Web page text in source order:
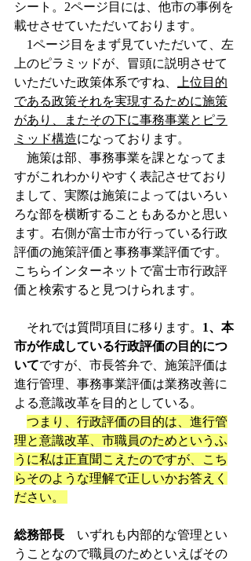
シート。2ページ目には、他市の事例を
載せさせていただいております。
1ページ目をまず見ていただいて、左
上のピラミッドが、冒頭に説明させて
いただいた政策体系ですね、
上位目的
である政策それを実現するために施策
があり、またその下に事務事業とピラ
ミッド構造になっております。
施策は部、事務事業を課となってま
すがこれわかりやすく表記させており
まして、実際は施策によってはいろい
ろな部を横断することもあるかと思い
ます。右側が富士市が行っている行政
評価の施策評価と事務事業評価です。
こちらインターネットで富士市行政評
価と検索すると見つけられます。
それでは質問項目に移ります。 1、本
市が作成している行政評価の目的につ
いてですが、市長答弁で、施策評価は
進行管理、事務事業評価は業務改善に
よる意識改革を目的としている。
つまり、行政評価の目的は、進行管
理と意識改革、市職員のためというふ
うに私は正直聞こえたのですが、こち
らそのような理解で正しいかお答えく
ださい。
総務部長 いずれも内部的な管理とい
うことなので職員のためといえばその